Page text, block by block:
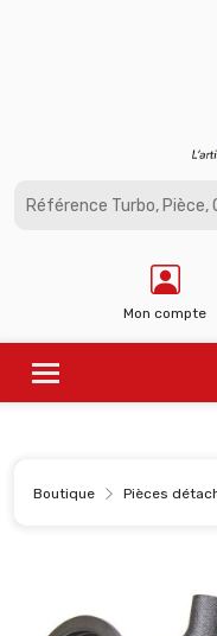
Mon compte
Boutique Pièces
Panneau de gestion des